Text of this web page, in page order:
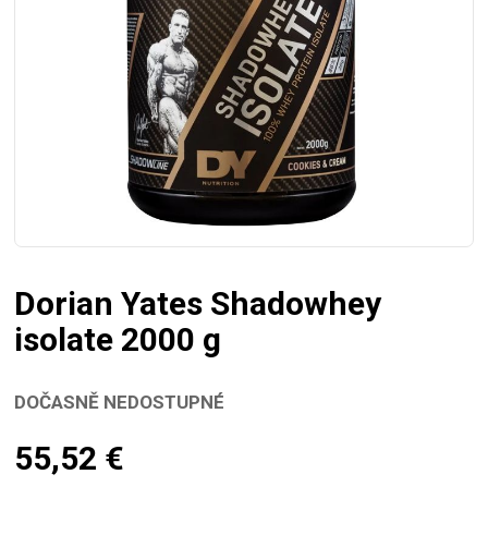
Dorian Yates Shadowhey
isolate 2000 g
DOČASNĚ NEDOSTUPNÉ
55,52 €